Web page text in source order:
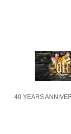
40 YEARS